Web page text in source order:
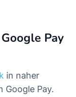
Pay
in naher
Google Pay.